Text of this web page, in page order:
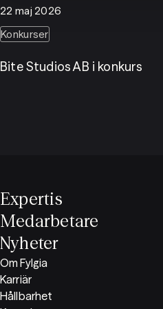
22 maj 2026
Konkurser
Bite Studios AB i konkurs
Expertis
Medarbetare
Nyheter
Om Fylgia
Karriär
Hållbarhet